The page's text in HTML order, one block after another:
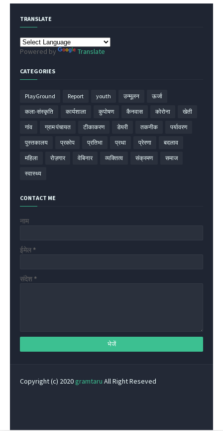
TRANSLATE
Powered by Translate
CATEGORIES
PlayGround Report youth उन्मूलन ऊर्जा
कला-संस्कृति कार्यशाला कुपोषण कैनवास कोरोना खेती
गांव ग्राम पंचायत टीकाकरण डेयरी तकनीक पर्यावरण
पुस्तकालय प्रकोप प्रतिभा प्रथा प्रेरणा बदलाव
महिला रोज़गार वेबिनार व्यक्तित्व संक्रमण समाज
स्वास्थ्य
CONTACT ME
नाम
ईमेल *
संदेश *
Copyright (c) 2020 gramtaru All Right Reseved